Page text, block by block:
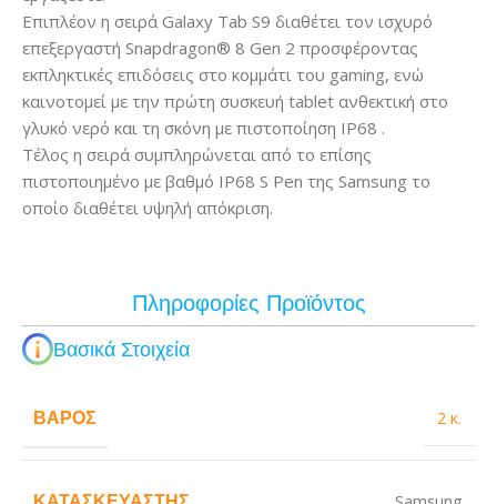
Επιπλέον η σειρά Galaxy Tab S9 διαθέτει τον ισχυρό
επεξεργαστή Snapdragon® 8 Gen 2 προσφέροντας
εκπληκτικές επιδόσεις στο κομμάτι του gaming, ενώ
καινοτομεί με την πρώτη συσκευή tablet ανθεκτική στο
γλυκό νερό και τη σκόνη με πιστοποίηση IP68 .
Τέλος η σειρά συμπληρώνεται από το επίσης
πιστοποιημένο με βαθμό IP68 S Pen της Samsung το
οποίο διαθέτει υψηλή απόκριση.
Πληροφορίες Προϊόντος
Βασικά Στοιχεία
ΒΆΡΟΣ 2 κ.